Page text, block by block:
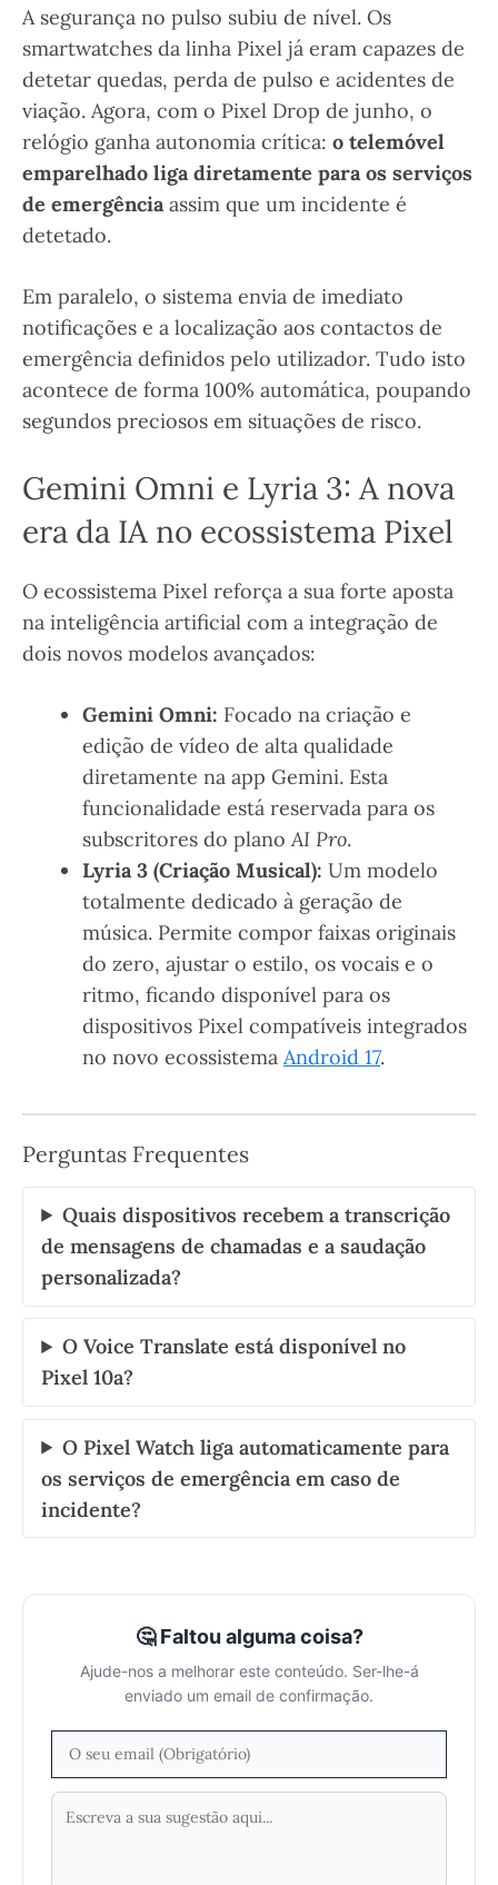
A segurança no pulso subiu de nível. Os
smartwatches da linha Pixel já eram capazes de
detetar quedas, perda de pulso e acidentes de
viação. Agora, com o Pixel Drop de junho, o
relógio ganha autonomia crítica: o telemóvel
emparelhado liga diretamente para os serviços
de emergência assim que um incidente é
detetado.
Em paralelo, o sistema envia de imediato
notificações e a localização aos contactos de
emergência definidos pelo utilizador. Tudo isto
acontece de forma 100% automática, poupando
segundos preciosos em situações de risco.
Gemini Omni e Lyria 3: A nova
era da IA no ecossistema Pixel
O ecossistema Pixel reforça a sua forte aposta
na inteligência artificial com a integração de
dois novos modelos avançados:
Gemini Omni: Focado na criação e
edição de vídeo de alta qualidade
diretamente na app Gemini. Esta
funcionalidade está reservada para os
subscritores do plano AI Pro.
Lyria 3 (Criação Musical): Um modelo
totalmente dedicado à geração de
música. Permite compor faixas originais
do zero, ajustar o estilo, os vocais e o
ritmo, ficando disponível para os
dispositivos Pixel compatíveis integrados
no novo ecossistema Android 17.
Perguntas Frequentes
Quais dispositivos recebem a transcrição
de mensagens de chamadas e a saudação
personalizada?
O Voice Translate está disponível no
Pixel 10a?
O Pixel Watch liga automaticamente para
os serviços de emergência em caso de
incidente?
🤔 Faltou alguma coisa?
Ajude-nos a melhorar este conteúdo. Ser-lhe-á
enviado um email de confirmação.